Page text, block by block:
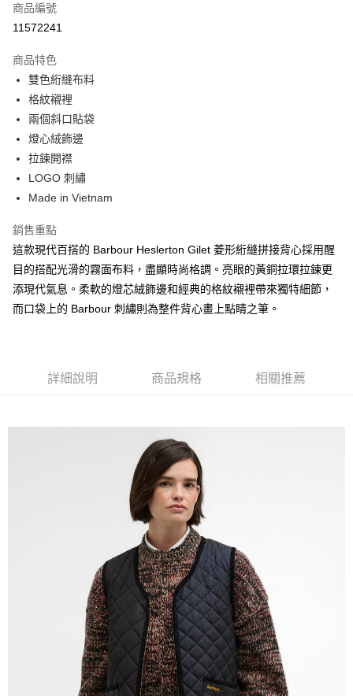
信用卡分期付款
合作金庫商業銀行
華南商業銀行
上海商業儲蓄銀行
國泰世華商業銀行
臺灣中小企業銀行
匯豐（台灣）商業銀行
聯邦商業銀行
元大商業銀行
玉山商業銀行
台灣樂天信用卡公司
LINE Pay
Apple Pay
街口支付
悠遊付
AFTEE先享後付
相關說明
【關於「AFTEE先享後付」】
便利好安心！
【「AFTEE先享後付」結帳流程】
２．訂單成立數日內，您將收到繳費通知簡訊。
３．收到繳費通知簡訊後14天內，點擊此簡訊中的連結，可透過四大超商／
ATM／網路銀行／等多元方式進行付款，方視為交易完成。
※ 請注意：結帳手續完成當下不需立刻繳費，但若您需要取消訂單，請聯絡
購買商品的店家。未經商家同意取消之訂單仍視為有效，需透過AFTEE先享
※ 交易是否成功請以「AFTEE先享後付 」之結帳頁面顯示為準，若有關於
是否繳費成功／繳費後需取消欲退款等相關疑問，請聯繫「AFTEE先享後付
https://netprotections.freshdesk.com/support/home
１．透過由恩沛科技股份有限公司提供之「AFTEE先享後付」服務完成之交
易，需依本服務之必要範圍內提供個人資料，並將交易相關給付款項請求債
權轉讓予恩沛科技股份有限公司。
２．關於個人資料處理事宜，請瀏覽以下網址：
https://aftee.tw/terms/#terms3
３．未成年的使用者請事先徵得法定代理人或監護人之同意方可使用
「AFTEE先享後付」，若未經同意申辦者引起之損失，本公司不負相關責
ATM付款
每筆NT$120，滿NT$3,000(含以上)免運費
商品編號
11572241
商品特色
雙色絎縫布料
格紋襯裡
兩個斜口貼袋
燈心絨飾邊
拉鍊開襟
LOGO 刺繡
Made in Vietnam
銷售重點
這款現代百搭的 Barbour Heslerton Gilet 菱形絎縫拼接背心採用醒
目的搭配光滑的霧面布料，盡顯時尚格調。亮眼的黃銅拉環拉鍊更
添現代氣息。柔軟的燈芯絨飾邊和經典的格紋襯裡帶來獨特細節，
而口袋上的 Barbour 刺繡則為整件背心畫上點睛之筆。
詳細說明 商品規格 相關推薦